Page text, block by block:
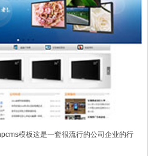
模板这是一套很流行的公司企业的行